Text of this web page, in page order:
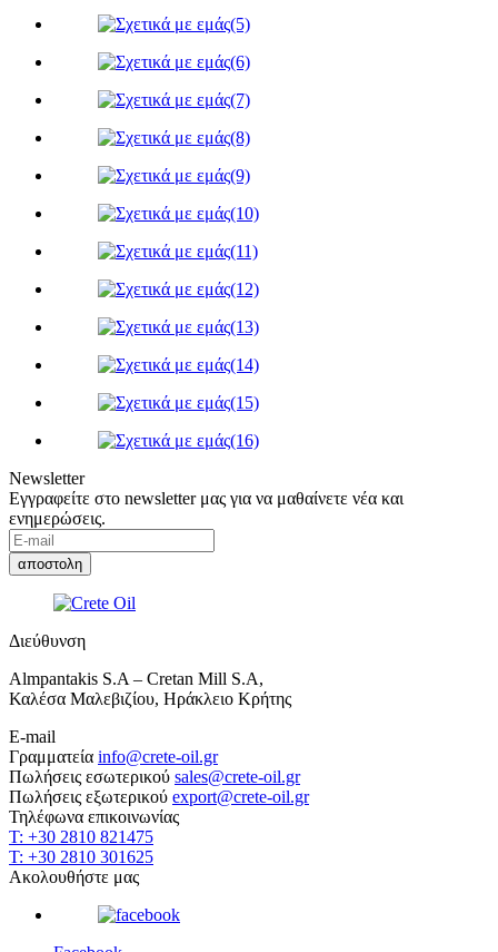
Newsletter
Εγγραφείτε στο newsletter μας για να μαθαίνετε νέα και
ενημερώσεις.
Διεύθυνση
Almpantakis S.A – Cretan Mill S.A,
Καλέσα Μαλεβιζίου, Ηράκλειο Κρήτης
E-mail
Γραμματεία info@crete-oil.gr
Πωλήσεις εσωτερικού sales@crete-oil.gr
Πωλήσεις εξωτερικού export@crete-oil.gr
Τηλέφωνα επικοινωνίας
T: +30 2810 821475
T: +30 2810 301625
Ακολουθήστε μας